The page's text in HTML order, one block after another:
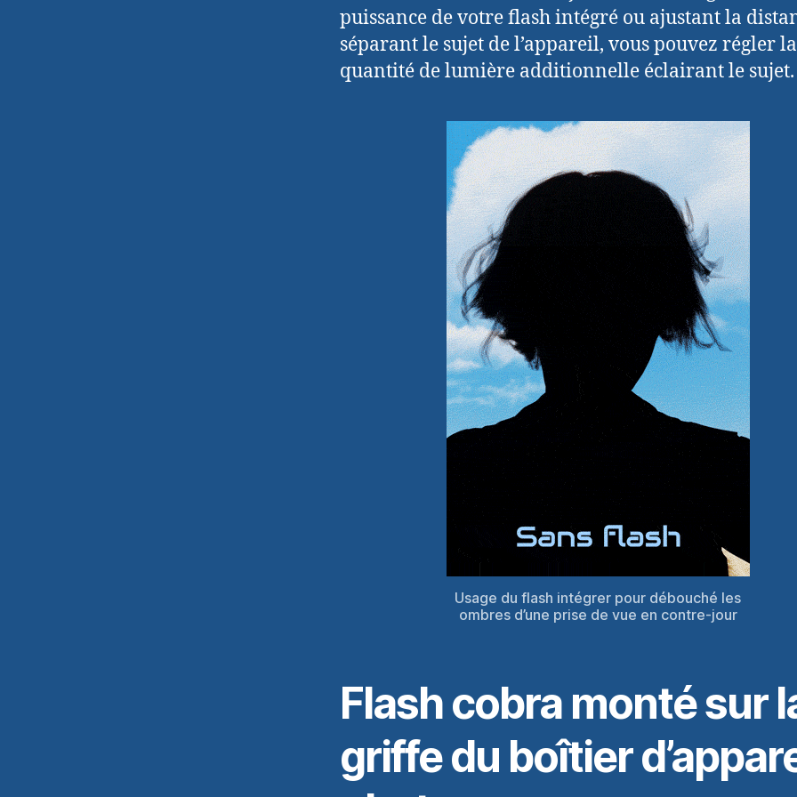
puissance de votre flash intégré ou ajustant la
séparant le sujet de l’appareil, vous pouvez régler la
quantité de lumière additionnelle éclairant le sujet.
Usage du flash intégrer pour débouché les
ombres d’une prise de vue en contre-jour
Flash cobra monté sur
griffe du boîtier